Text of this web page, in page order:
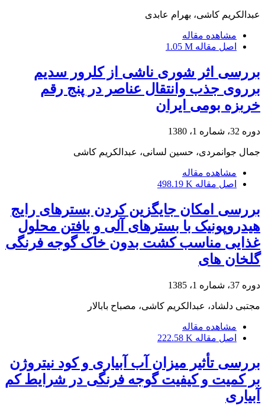
عبدالکریم کاشی، بهرام عابدی
مشاهده مقاله
اصل مقاله 1.05 M
بررسی اثر شوری ناشی از کلرور سدیم
برروی جذب وانتقال عناصر در پنج رقم
خربزه بومی ایران
دوره 32، شماره 1، 1380
جمال جوانمردی، حسین لسانی، عبدالکریم کاشی
مشاهده مقاله
اصل مقاله 498.19 K
بررسی امکان جایگزین کردن بسترهای رایج
هیدروپونیک با بسترهای آلی و یافتن محلول
غذایی مناسب کشت بدون خاک گوجه فرنگی
گلخان های
دوره 37، شماره 1، 1385
مجتبی دلشاد، عبدالکریم کاشی، مصباح بابالار
مشاهده مقاله
اصل مقاله 222.58 K
بررسی تأثیر میزان آب آبیاری و کود نیتروژن
بر کمیت و کیفیت گوجه فرنگی در شرایط کم
آبیاری